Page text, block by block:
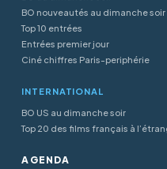
BO nouveautés au dimanche soir
Top 10 entrées
Entrées premier jour
Ciné chiffres Paris-periphérie
INTERNATIONAL
BO US au dimanche soir
Top 20 des films français à
AGENDA